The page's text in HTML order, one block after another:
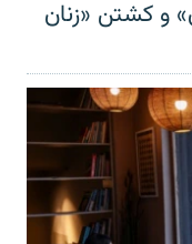
و کشتن «زنان